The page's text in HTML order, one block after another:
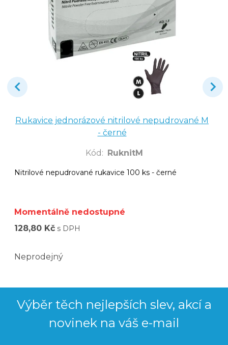
Rukavice jednorázové nitrilové nepudrované M
- černé
Kód : RuknitM
Nitrilové nepudrované rukavice 100 ks - černé
Momentálně nedostupné
128,80 Kč s DPH
Neprodejný
Výběr těch nejlepších slev, akcí a
novinek na váš e-mail